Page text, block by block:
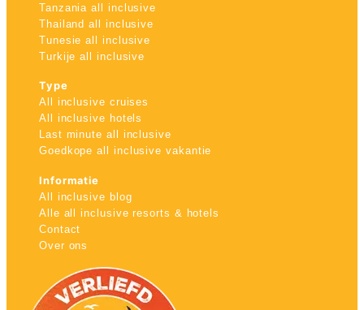
Tanzania all inclusive
Thailand all inclusive
Tunesie all inclusive
Turkije all inclusive
Type
All inclusive cruises
All inclusive hotels
Last minute all inclusive
Goedkope all inclusive vakantie
Informatie
All inclusive blog
Alle all inclusive resorts & hotels
Contact
Over ons